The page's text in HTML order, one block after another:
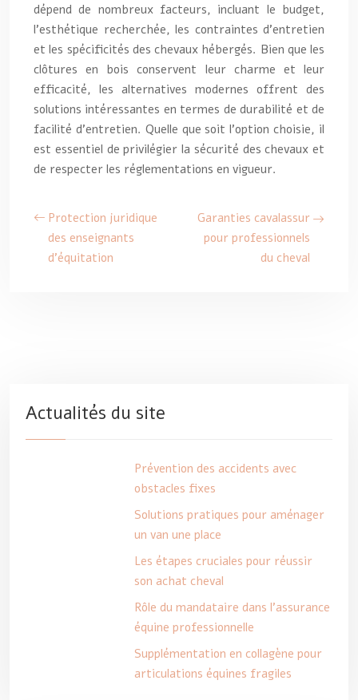
dépend de nombreux facteurs, incluant le budget,
l’esthétique recherchée, les contraintes d’entretien
et les spécificités des chevaux hébergés. Bien que les
clôtures en bois conservent leur charme et leur
efficacité, les alternatives modernes offrent des
solutions intéressantes en termes de durabilité et de
facilité d’entretien. Quelle que soit l’option choisie, il
est essentiel de privilégier la sécurité des chevaux et
de respecter les réglementations en vigueur.
Protection juridique
des enseignants
d’équitation
Garanties cavalassur
pour professionnels
du cheval
Actualités du site
Prévention des accidents avec
obstacles fixes
Solutions pratiques pour aménager
un van une place
Les étapes cruciales pour réussir
son achat cheval
Rôle du mandataire dans l’assurance
équine professionnelle
Supplémentation en collagène pour
articulations équines fragiles